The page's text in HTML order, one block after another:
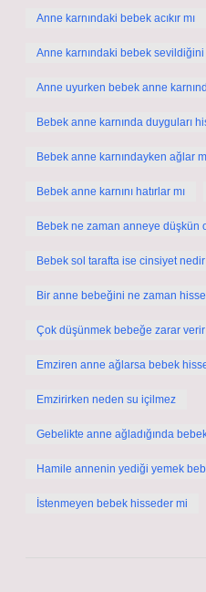
Anne karnındaki bebek acıkır mı
Anne karnındaki bebek
Anne uyurken bebek anne
Bebek anne karnında duyguları
Bebek anne karnındayken ağlar
Bebek anne karnını hatırlar mı
Bebek ne zaman anneye düşkün
Bebek sol tarafta ise cinsiyet nedir
Bir anne bebeğini ne zaman
Çok düşünmek bebeğe zarar verir
Emziren anne ağlarsa bebek
Emzirirken neden su içilmez
Gebelikte anne ağladığında
Hamile annenin yediği yemek
İstenmeyen bebek hisseder mi